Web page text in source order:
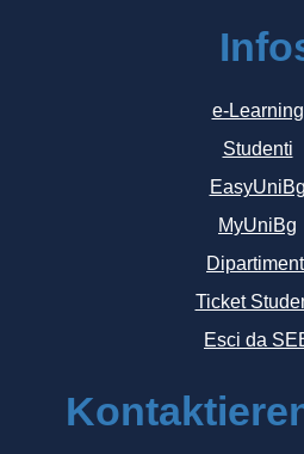
e-Learning
Studenti
EasyUniBg
MyUniBg
Ticket
Esci da